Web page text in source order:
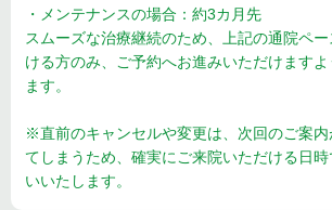
・メンテナンスの場合：約3カ月先
スムーズな治療継続のため、上記の通院ペ
ける方のみ、ご予約へお進みいただけます
ます。
※直前のキャンセルや変更は、次回のご案内
てしまうため、確実にご来院いただける日
いいたします。